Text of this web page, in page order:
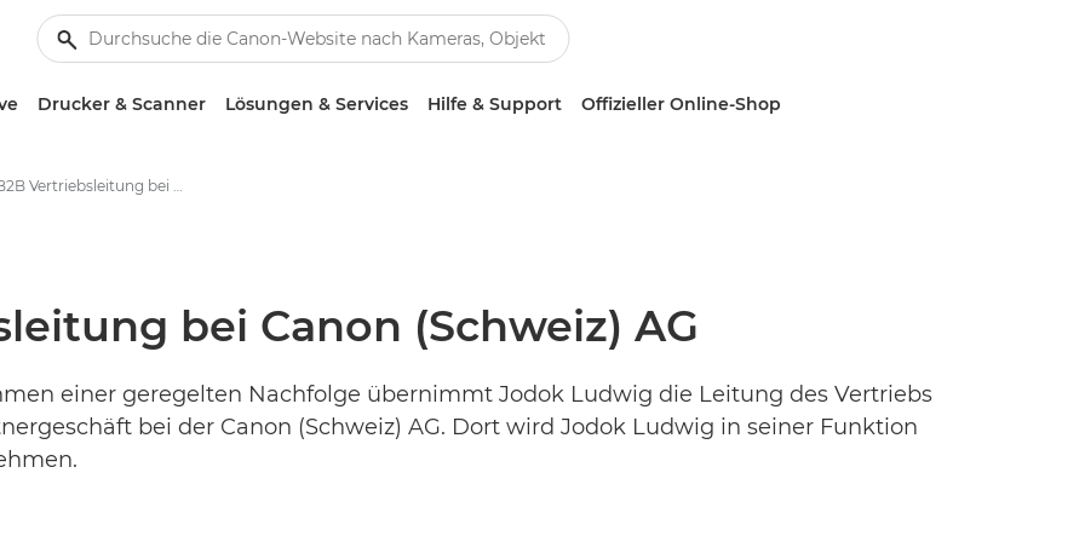
Drucker & Scanner Lösungen & Services Hilfe & Support Offizieller Online-Shop
Neue B2B Vertriebsleitung bei Canon (Schweiz) AG - Canon Presse Center
bei Canon (Schweiz) AG
einer geregelten Nachfolge übernimmt Jodok Ludwig die Leitung des Vertriebs
bei der Canon (Schweiz) AG. Dort wird Jodok Ludwig in seiner Funktion